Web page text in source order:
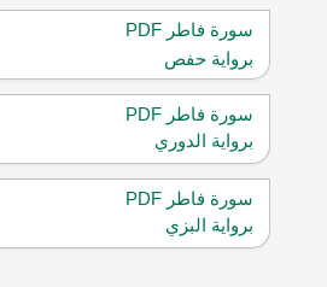
سورة فاطر PDF
برواية حفص
سورة فاطر PDF
برواية الدوري
سورة فاطر PDF
برواية البزي